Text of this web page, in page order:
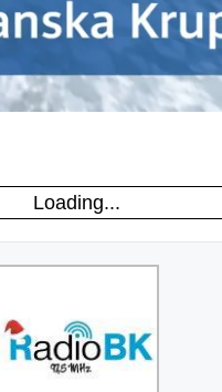
Loading...